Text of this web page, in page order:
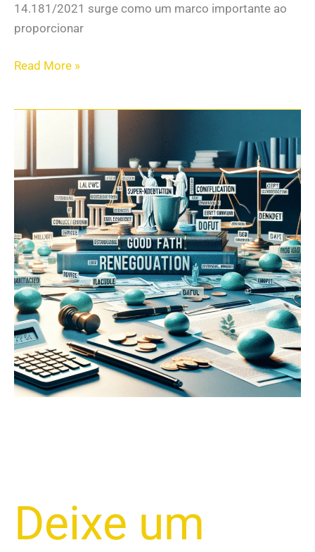
14.181/2021 surge como um marco importante ao
proporcionar
Read More »
Deixe um
Sente
Lesado
ao
Renegociar
Suas
Dívidas?
Descubra
Como
a
Boa-
Fé
Pode
Ser
Sua
Transparente!